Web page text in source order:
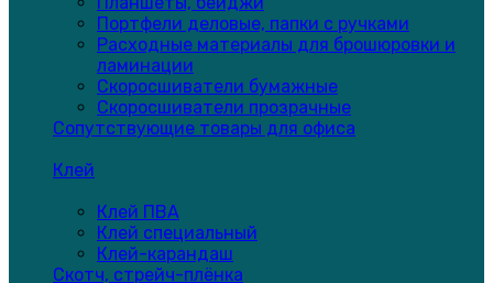
Портфели деловые, папки с ручками
Расходные материалы для брошюровки и
ламинации
Скоросшиватели бумажные
Скоросшиватели прозрачные
Сопутствующие товары для офиса
Клей
Клей ПВА
Клей специальный
Клей-карандаш
Скотч, стрейч-плёнка